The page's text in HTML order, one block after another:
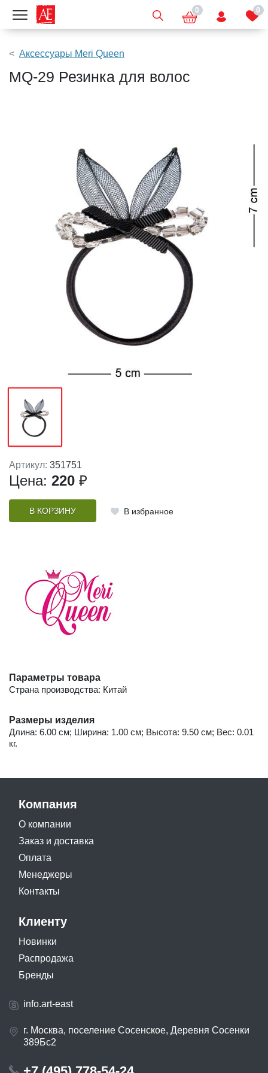
Показать меню 0 0
Аксессуары Meri Queen
MQ-29 Резинка для волос
Артикул: 351751
Цена: 220 ₽
В КОРЗИНУ В избранное
Параметры товара
Страна производства: Китай
Размеры изделия
Длина: 6.00 см; Ширина: 1.00 см; Высота: 9.50 см; Вес: 0.01
кг.
Компания
О компании
Заказ и доставка
Оплата
Менеджеры
Контакты
Клиенту
Новинки
Распродажа
Бренды
info.art-east
г. Москва, поселение Сосенское, Деревня Сосенки
389Бс2